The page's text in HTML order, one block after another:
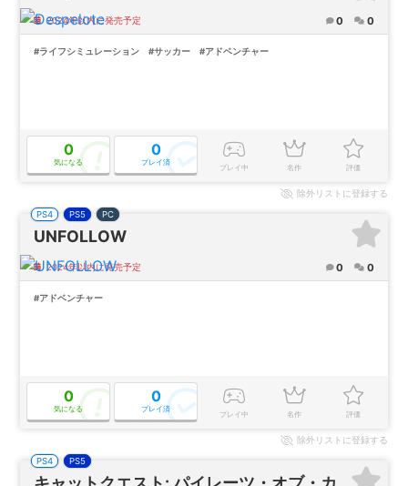
2024年以内に発売予定 0 0
#ライフシミュレーション #サッカー #アドベンチャー
0
気になる
0
プレイ済
プレイ中 名作 評価
除外リストに登録する
UNFOLLOW
PS4 PS5 PC
2024年以内に発売予定 0 0
#アドベンチャー
0
気になる
0
プレイ済
プレイ中 名作 評価
除外リストに登録する
PS4 PS5